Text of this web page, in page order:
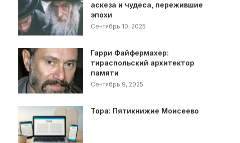
аскеза и чудеса, пережившие
эпохи
Сентябрь 10, 2025
Гарри Файфермахер:
тираспольский архитектор
памяти
Сентябрь 9, 2025
Тора: Пятикнижие Моисеево